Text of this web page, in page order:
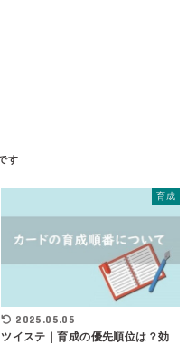
育成
2025.05.05
ツイステ｜育成の優先順位は？効